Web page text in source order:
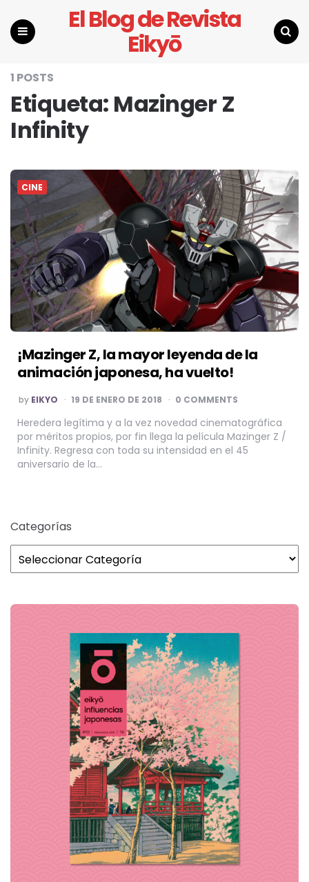
El Blog de Revista
Eikyō
1 POSTS
Etiqueta: Mazinger Z
Infinity
CINE
¡Mazinger Z, la mayor leyenda de la
animación japonesa, ha vuelto!
POSTED
BY
by EIKYO 19 DE ENERO DE 2018 0 COMMENTS
Heredera legítima y a la vez novedad cinematográfica
por méritos propios, por fin llega la película Mazinger Z /
Infinity. Regresa con toda su intensidad en el 45
aniversario de la…
Categorías